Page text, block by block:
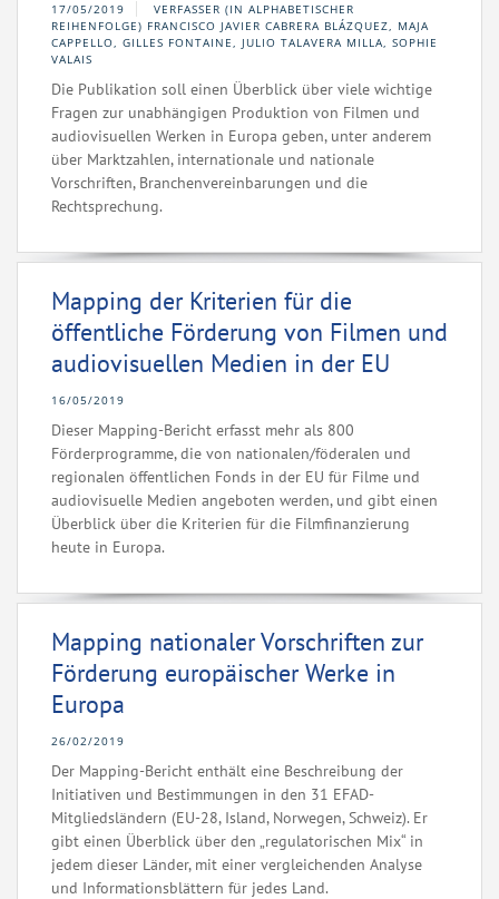
17/05/2019
VERFASSER (IN ALPHABETISCHER
REIHENFOLGE) FRANCISCO JAVIER CABRERA BLÁZQUEZ, MAJA
CAPPELLO, GILLES FONTAINE, JULIO TALAVERA MILLA, SOPHIE
VALAIS
Die Publikation soll einen Überblick über viele wichtige
Fragen zur unabhängigen Produktion von Filmen und
audiovisuellen Werken in Europa geben, unter anderem
über Marktzahlen, internationale und nationale
Vorschriften, Branchenvereinbarungen und die
Rechtsprechung.
Mapping der Kriterien für die
öffentliche Förderung von Filmen und
audiovisuellen Medien in der EU
16/05/2019
Dieser Mapping-Bericht erfasst mehr als 800
Förderprogramme, die von nationalen/föderalen und
regionalen öffentlichen Fonds in der EU für Filme und
audiovisuelle Medien angeboten werden, und gibt einen
Überblick über die Kriterien für die Filmfinanzierung
heute in Europa.
Mapping nationaler Vorschriften zur
Förderung europäischer Werke in
Europa
26/02/2019
Der Mapping-Bericht enthält eine Beschreibung der
Initiativen und Bestimmungen in den 31 EFAD-
Mitgliedsländern (EU-28, Island, Norwegen, Schweiz). Er
gibt einen Überblick über den „regulatorischen Mix“ in
jedem dieser Länder, mit einer vergleichenden Analyse
und Informationsblättern für jedes Land.